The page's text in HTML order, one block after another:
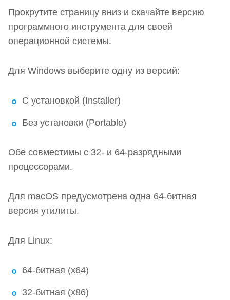
Прокрутите страницу вниз и скачайте версию
программного инструмента для своей
операционной системы.
Для Windows выберите одну из версий:
С установкой (Installer)
Без установки (Portable)
Обе совместимы с 32- и 64-разрядными
процессорами.
Для macOS предусмотрена одна 64-битная
версия утилиты.
Для Linux:
64-битная (x64)
32-битная (x86)